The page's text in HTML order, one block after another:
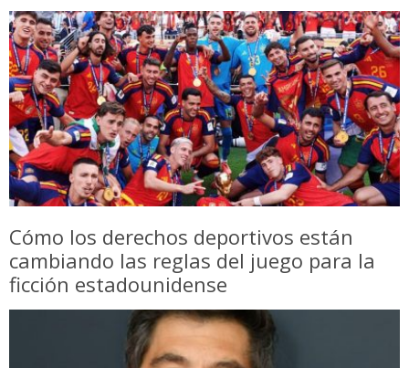
Cómo los derechos deportivos están
cambiando las reglas del juego para la
ficción estadounidense